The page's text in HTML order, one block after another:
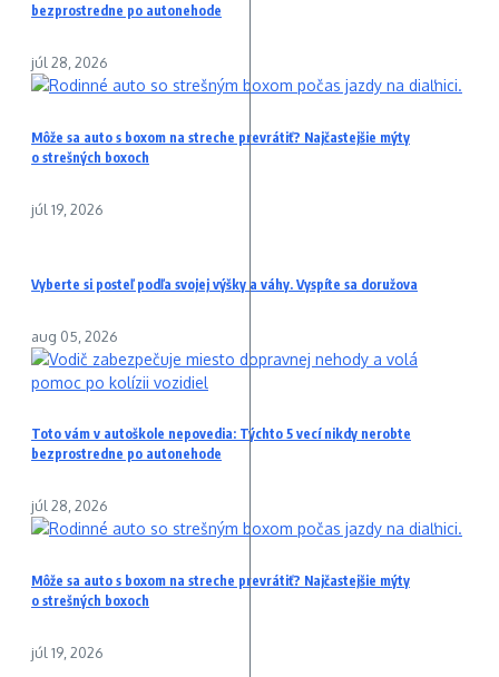
bezprostredne po autonehode
júl 28, 2026
Môže sa auto s boxom na streche prevrátiť? Najčastejšie mýty
o strešných boxoch
júl 19, 2026
Vyberte si posteľ podľa svojej výšky a váhy. Vyspíte sa doružova
aug 05, 2026
Toto vám v autoškole nepovedia: Týchto 5 vecí nikdy nerobte
bezprostredne po autonehode
júl 28, 2026
Môže sa auto s boxom na streche prevrátiť? Najčastejšie mýty
o strešných boxoch
júl 19, 2026